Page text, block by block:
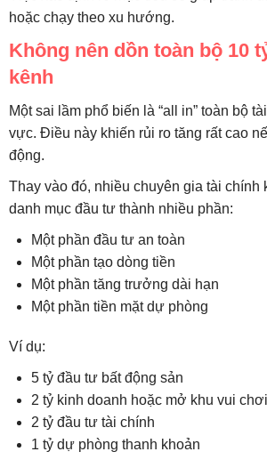
hoặc chạy theo xu hướng.
Không nên dồn toàn bộ 10
kênh
Một sai lầm phổ biến là “all in” toàn bộ
vực. Điều này khiến rủi ro tăng rất cao
động.
Thay vào đó, nhiều chuyên gia tài chính
danh mục đầu tư thành nhiều phần:
Một phần đầu tư an toàn
Một phần tạo dòng tiền
Một phần tăng trưởng dài hạn
Một phần tiền mặt dự phòng
Ví dụ:
5 tỷ đầu tư bất động sản
2 tỷ kinh doanh hoặc mở khu vui chơi
2 tỷ đầu tư tài chính
1 tỷ dự phòng thanh khoản